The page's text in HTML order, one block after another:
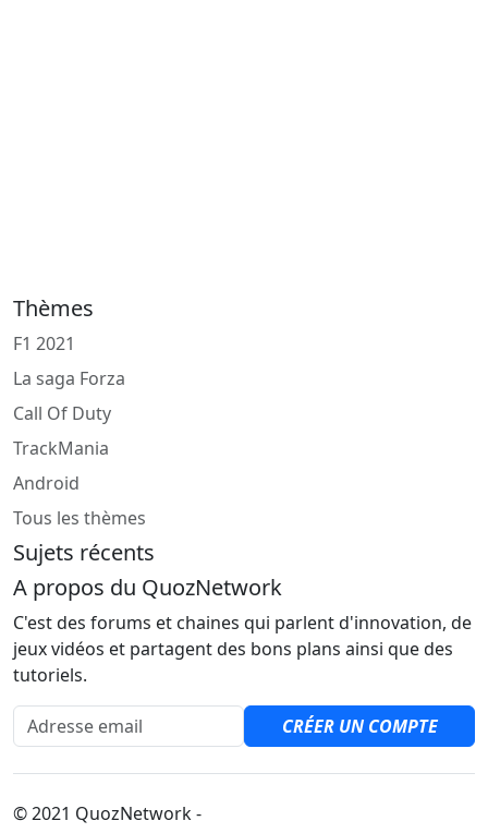
Thèmes
F1 2021
La saga Forza
Call Of Duty
TrackMania
Android
Tous les thèmes
Sujets récents
A propos du QuozNetwork
C'est des forums et chaines qui parlent d'innovation, de
jeux vidéos et partagent des bons plans ainsi que des
tutoriels.
Adresse email
CRÉER UN COMPTE
© 2021 QuozNetwork -